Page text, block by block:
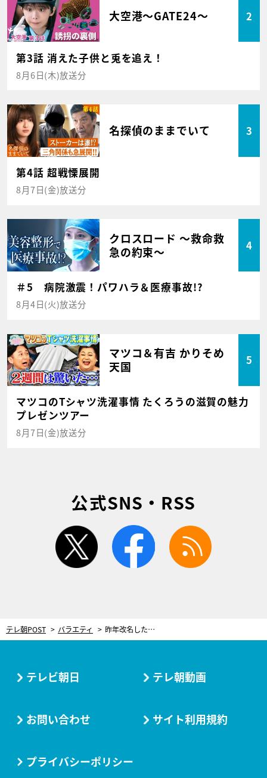
大空港～GATE24～ 2
第3話 消えた子供と兎を追え！
8月6日(木)放送分
名探偵のままでいて 3
第4話 超戦慄展開
8月7日(金)放送分
クロスロード ～救命救
急の約束～
4
＃5 病院激震！パワハラ＆医療事故!?
8月4日(火)放送分
マツコ＆有吉 かりそめ
天国
5
マツコのTシャツ洗濯事情 たくろうの滋賀の魅力
プレゼンツアー
8月7日(金)放送分
公式SNS・RSS
twitter facebook
テレ朝POST バラエティ 昨年改名した実力派男女コンビ、千鳥＆永野に不満爆発！「イロモノだけを面白がるのやめて」
テレビ朝日 テレ朝動画
お問い合わせ サイト利用規約
プライバシーポリシー